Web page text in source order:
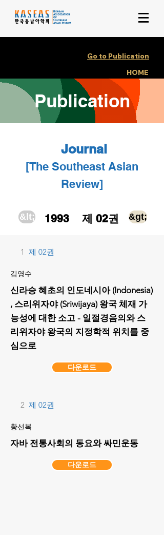
Go to Publication
HOME
Publication
Journal
[The Southeast Asian
Review]
&lt; 1993 제 02권 &gt;
1 제 02권
김영수
신라승 혜초의 인도네시아 (Indonesia)
, 스리위자야 (Sriwijaya) 왕국 체재 가
능성에 대한 소고 - 일절경음의와 스
리위자야 왕국의 지정학적 위치를 중
심으로
다운로드
2 제 02권
황선복
자바 전통사회의 동요와 싸민운동
다운로드